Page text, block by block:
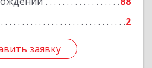
2
заявку
заявку